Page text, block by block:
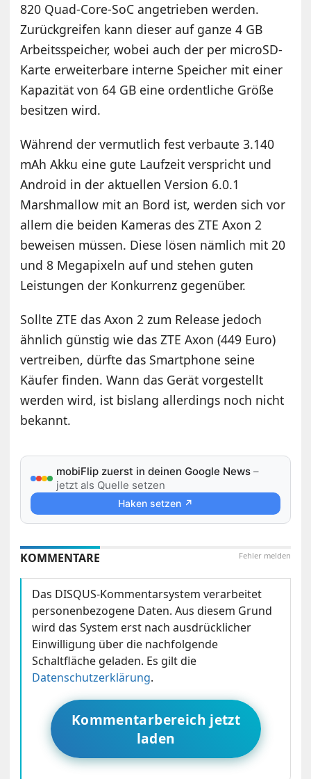
820 Quad-Core-SoC angetrieben werden.
Zurückgreifen kann dieser auf ganze 4 GB
Arbeitsspeicher, wobei auch der per microSD-
Karte erweiterbare interne Speicher mit einer
Kapazität von 64 GB eine ordentliche Größe
besitzen wird.
Während der vermutlich fest verbaute 3.140
mAh Akku eine gute Laufzeit verspricht und
Android in der aktuellen Version 6.0.1
Marshmallow mit an Bord ist, werden sich vor
allem die beiden Kameras des ZTE Axon 2
beweisen müssen. Diese lösen nämlich mit 20
und 8 Megapixeln auf und stehen guten
Leistungen der Konkurrenz gegenüber.
Sollte ZTE das Axon 2 zum Release jedoch
ähnlich günstig wie das ZTE Axon (449 Euro)
vertreiben, dürfte das Smartphone seine
Käufer finden. Wann das Gerät vorgestellt
werden wird, ist bislang allerdings noch nicht
bekannt.
mobiFlip zuerst in deinen Google News –
jetzt als Quelle setzen
Haken setzen ↗
Fehler melden
KOMMENTARE
Das DISQUS-Kommentarsystem verarbeitet
personenbezogene Daten. Aus diesem Grund
wird das System erst nach ausdrücklicher
Einwilligung über die nachfolgende
Schaltfläche geladen. Es gilt die
Datenschutzerklärung.
Kommentarbereich jetzt
laden